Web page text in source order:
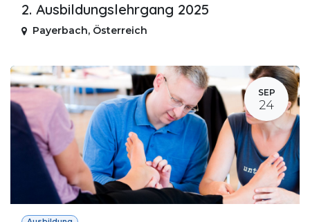
2. Ausbildungslehrgang 2025
Payerbach, Österreich
SEP
24